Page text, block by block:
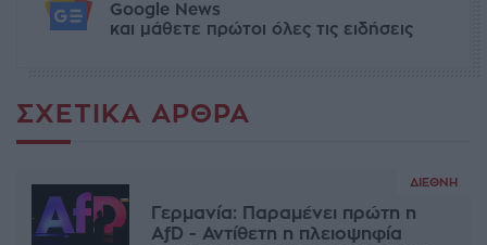
Google News
και μάθετε πρώτοι όλες τις ειδήσεις
ΣΧΕΤΙΚΆ ΆΡΘΡΑ
ΔΙΕΘΝΉ
Γερμανία: Παραμένει πρώτη η
AfD - Αντίθετη η πλειοψηφία